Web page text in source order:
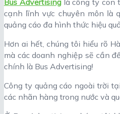
cạnh lĩnh vực chuyên môn là
quảng cáo đa hình thức hiệu
Hơn ai hết, chúng tôi hiểu rõ
mà các doanh nghiệp sẽ cần
chính là Bus Advertising!
Công ty quảng cáo ngoài trời
các nhãn hàng trong nước và